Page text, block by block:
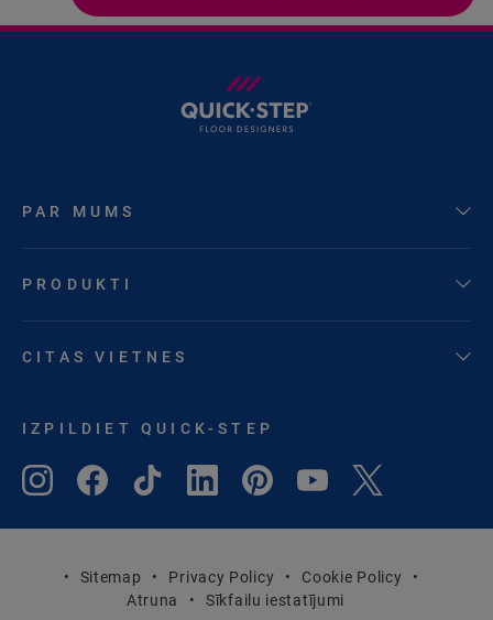
PAR MUMS
PRODUKTI
CITAS VIETNES
IZPILDIET QUICK-STEP
Sitemap Privacy Policy
Cookie Policy
Atruna
Sīkfailu iestatījumi